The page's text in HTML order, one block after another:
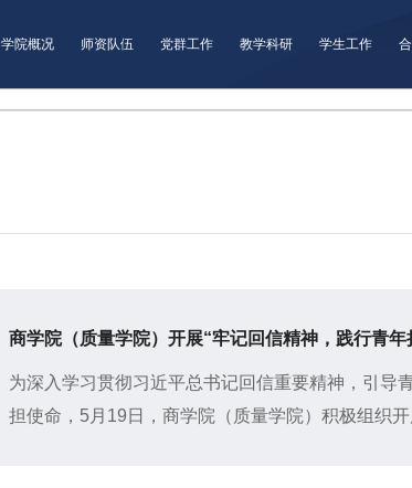
学院概况 师资队伍 党群工作 教学科研 学生工作
商学院（质量学院）开展“牢记回信精神，践行青
为深入学习贯彻习近平总书记回信重要精神，引导
担使命，5月19日，商学院（质量学院）积极组织开